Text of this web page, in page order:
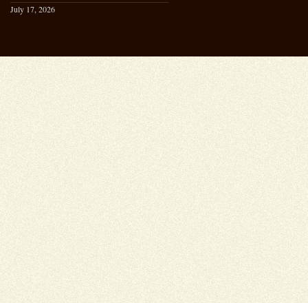
July 17, 2026